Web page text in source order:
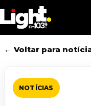
to
main
content
← Voltar para
NOTÍCIAS